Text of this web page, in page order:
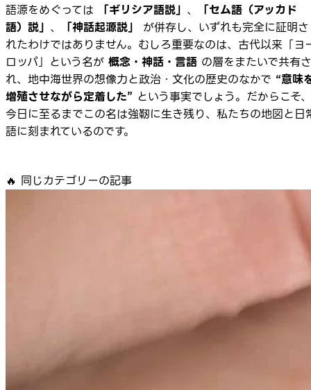
語源をめぐっては 「ギリシア語説」 、
「セム語（アッカド
語）説」 、 「神話起源説」
が併存し、いずれも完全に証明さ
れたわけではありません。むしろ重要なのは、古代以来「ヨ
ロッパ」という名が 概念・神話・言語 の層をまたいで共有さ
れ、地中海世界の想像力と政治・文化の歴史のなかで “意味
増殖させながら定着した” という事実でしょう。だからこそ、
今日に至るまでこの名は強靭に生き残り、私たちの地図と日
語に刻まれているのです。
🔥 同じカテゴリーの記事